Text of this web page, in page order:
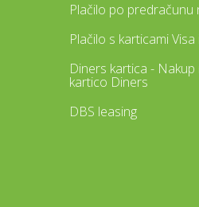
Plačilo po predračunu
Plačilo s karticami
Diners kartica -
kartico Diners
DBS leasing